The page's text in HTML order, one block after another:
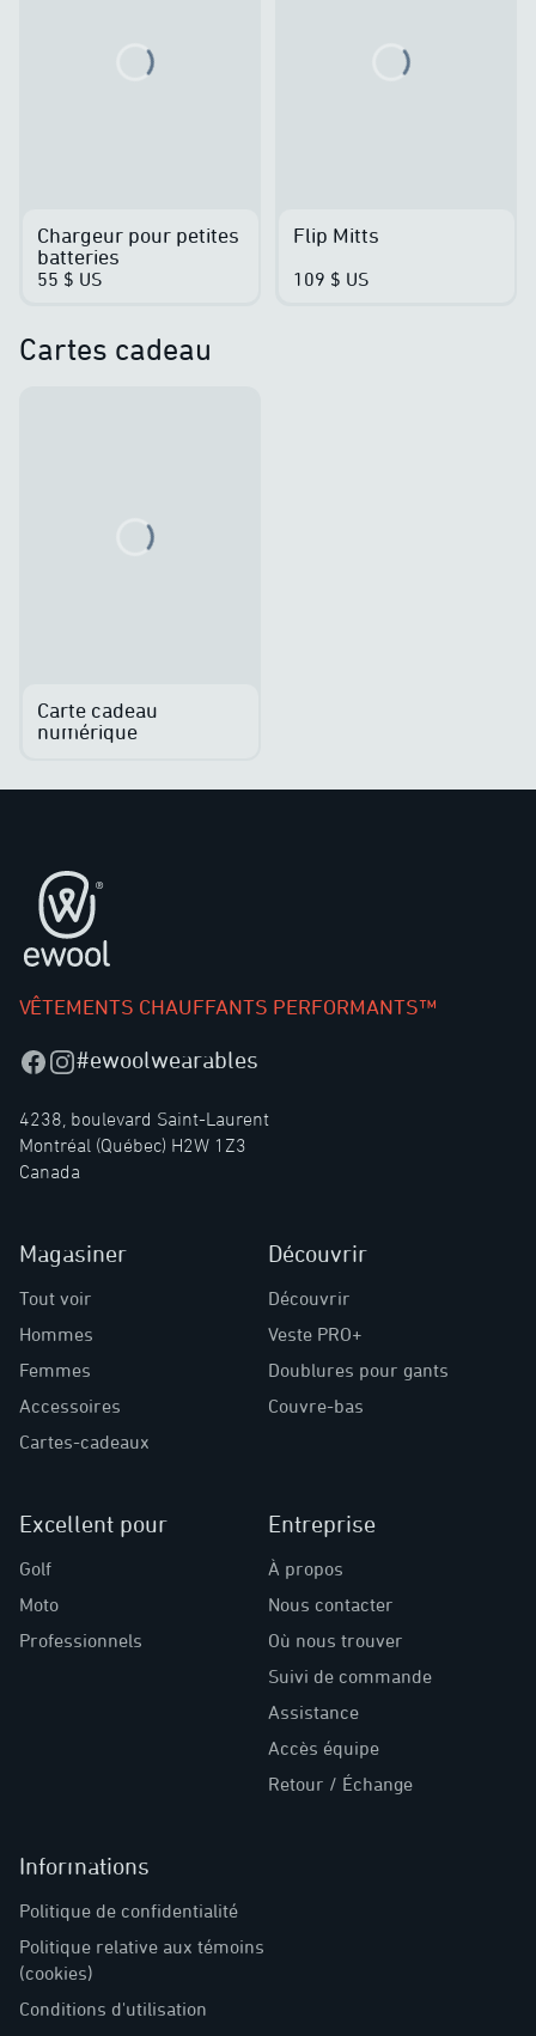
Loading...
Chargeur pour petites
batteries
55 $ US
Loading...
Flip Mitts
109 $ US
Cartes cadeau
Loading...
Carte cadeau
numérique
Pied de page
VÊTEMENTS CHAUFFANTS PERFORMANTS™
Facebook
Instagram
#ewoolwearables
4238, boulevard Saint-Laurent
Montréal (Québec) H2W 1Z3
Canada
Magasiner
Tout voir
Hommes
Femmes
Accessoires
Cartes-cadeaux
Découvrir
Découvrir
Veste PRO+
Doublures pour gants
Couvre-bas
Excellent pour
Golf
Moto
Professionnels
Entreprise
À propos
Nous contacter
Où nous trouver
Suivi de commande
Assistance
Accès équipe
Retour / Échange
Informations
Politique de confidentialité
Politique relative aux témoins
(cookies)
Conditions d'utilisation